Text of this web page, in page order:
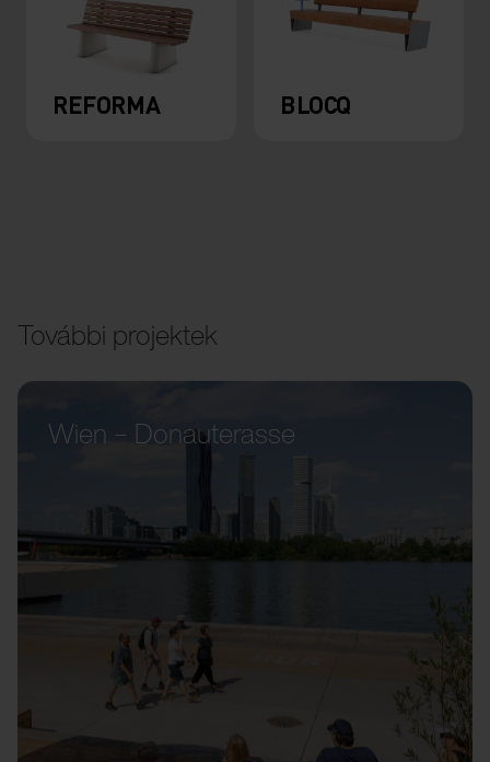
REFORMA BLOCQ
További projektek
Wien – Donauterasse